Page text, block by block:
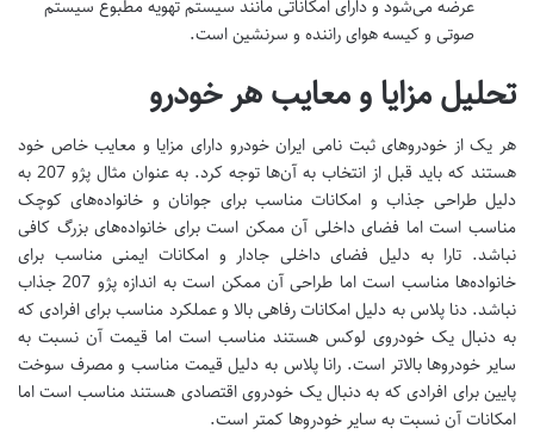
عرضه می‌شود و دارای امکاناتی مانند سیستم تهویه مطبوع سیستم
صوتی و کیسه هوای راننده و سرنشین است.
تحلیل مزایا و معایب هر خودرو
هر یک از خودروهای ثبت نامی ایران خودرو دارای مزایا و معایب خاص خود
هستند که باید قبل از انتخاب به آن‌ها توجه کرد. به عنوان مثال پژو 207 به
دلیل طراحی جذاب و امکانات مناسب برای جوانان و خانواده‌های کوچک
مناسب است اما فضای داخلی آن ممکن است برای خانواده‌های بزرگ کافی
نباشد. تارا به دلیل فضای داخلی جادار و امکانات ایمنی مناسب برای
خانواده‌ها مناسب است اما طراحی آن ممکن است به اندازه پژو 207 جذاب
نباشد. دنا پلاس به دلیل امکانات رفاهی بالا و عملکرد مناسب برای افرادی که
به دنبال یک خودروی لوکس هستند مناسب است اما قیمت آن نسبت به
سایر خودروها بالاتر است. رانا پلاس به دلیل قیمت مناسب و مصرف سوخت
پایین برای افرادی که به دنبال یک خودروی اقتصادی هستند مناسب است اما
امکانات آن نسبت به سایر خودروها کمتر است.